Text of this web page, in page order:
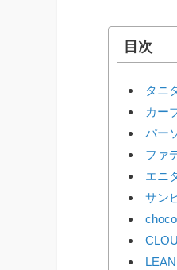
目次
タニ
カー
パー
ファ
エニ
サン